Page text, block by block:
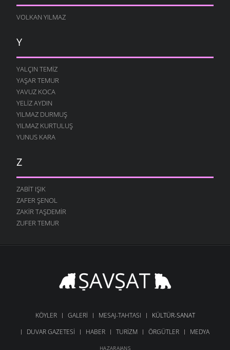
VOLKAN YILMAZ
Y
YALÇIN TEMIZ
YAŞAR TEMUR
YAVUZ KOCA
YELIZ AYDIN
YILMAZ DURMUŞ
YILMAZ KURTULUŞ
YUNUS KARA
Z
ZABIT IŞIK
ZAFER ŞENOL
ZAKIR TAŞDEMIR
ZUFER TEMUR
KÖYLER GALERI MESAJ-TAHTASI
KÜLTÜR-SANAT
DUVAR GAZETESI
HABER TURIZM ÖRGÜTLER MEDYA
HAZARAJANS